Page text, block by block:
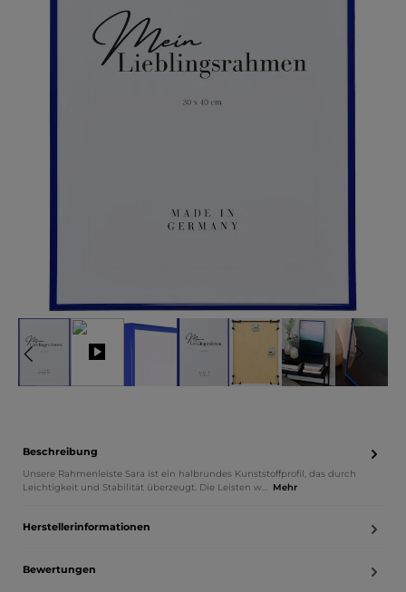
Beschreibung
Unsere Rahmenleiste Sara ist ein halbrundes Kunststoffprofil, das durch
Leichtigkeit und Stabilität überzeugt. Die Leisten w… Mehr
Herstellerinformationen
Bewertungen